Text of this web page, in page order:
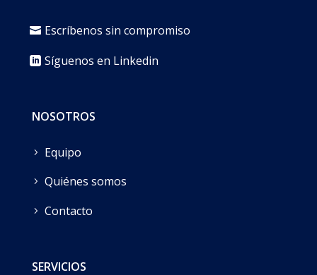
Escríbenos sin compromiso
Síguenos en Linkedin
NOSOTROS
Equipo
Quiénes somos
Contacto
SERVICIOS